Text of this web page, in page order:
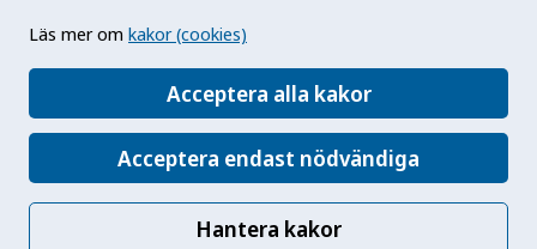
Läs mer om kakor (cookies)
Acceptera alla kakor
Acceptera endast nödvändiga
Hantera kakor
främja hälsa, förebygga ohälsa och skydda mot
hälsohot. Vår vision är en folkhälsa som stärker
samhällets utveckling.